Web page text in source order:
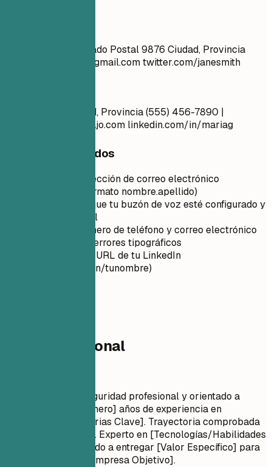
María García Apartado Postal 9876 Ciudad, Provincia
marysmith@gmail.comtwitter.com/janesmith
María García Ciudad, Provincia (555) 456-7890 |
maria.g@emailtrabajo.com linkedin.com/in/mariag
Consejos rápidos
Utiliza una dirección de correo electrónico
profesional (formato nombre.apellido)
Asegúrate de que tu buzón de voz esté configurado y
sea profesional
Verifica tu número de teléfono y correo electrónico
para detectar errores tipográficos
Personaliza la URL de tu LinkedIn
(linkedin.com/in/tunombre)
Perfil profesional
Analista de Ciberseguridad profesional y orientado a
resultados con [Número] años de experiencia en
[Habilidades/Industrias Clave]. Trayectoria comprobada
en [Logro Principal]. Experto en [Tecnologías/Habilidades
Clave]. Comprometido a entregar [Valor Específico] para
[Tipo de Industria/Empresa Objetivo].